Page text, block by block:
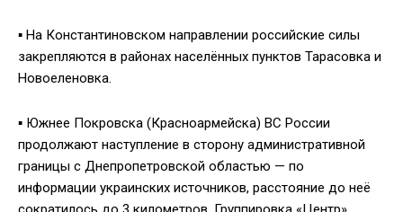
▪️ На Константиновском направлении российские силы
закрепляются в районах населённых пунктов Тарасовка и
Новоеленовка.
▪️ Южнее Покровска (Красноармейска) ВС России
продолжают наступление в сторону административной
границы с Днепропетровской областью — по
информации украинских источников, расстояние до неё